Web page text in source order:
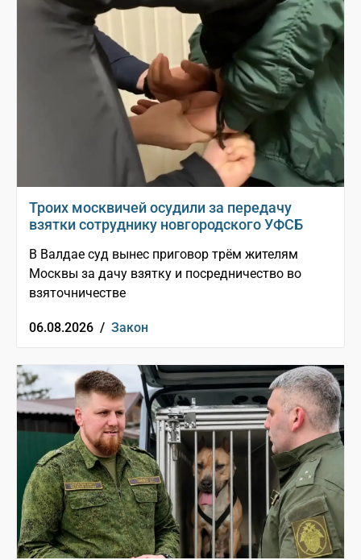
Троих москвичей осудили за передачу
взятки сотруднику новгородского УФСБ
В Валдае суд вынес приговор трём жителям
Москвы за дачу взятку и посредничество во
взяточничестве
06.08.2026 / Закон